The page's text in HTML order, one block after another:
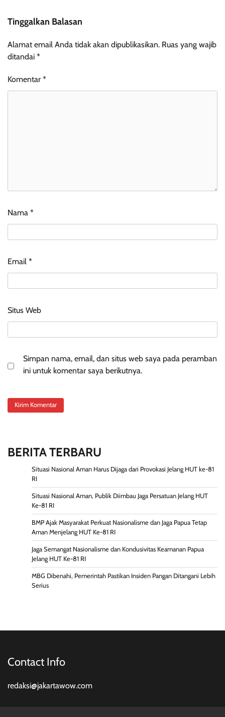
Tinggalkan Balasan
Alamat email Anda tidak akan dipublikasikan. Ruas yang wajib
ditandai *
Komentar *
Nama *
Email *
Situs Web
Simpan nama, email, dan situs web saya pada peramban
ini untuk komentar saya berikutnya.
BERITA TERBARU
Situasi Nasional Aman Harus Dijaga dari Provokasi Jelang HUT ke-81
RI
Situasi Nasional Aman, Publik Diimbau Jaga Persatuan Jelang HUT
Ke-81 RI
BMP Ajak Masyarakat Perkuat Nasionalisme dan Jaga Papua Tetap
Aman Menjelang HUT Ke-81 RI
Jaga Semangat Nasionalisme dan Kondusivitas Keamanan Papua
Jelang HUT Ke-81 RI
MBG Dibenahi, Pemerintah Pastikan Insiden Pangan Ditangani Lebih
Serius
Contact Info
redaksi@jakartawow.com